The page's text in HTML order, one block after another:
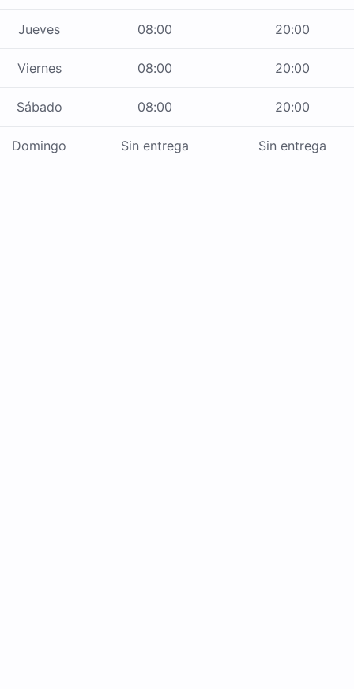
Jueves 08:00 20:00
Viernes 08:00 20:00
Sábado 08:00 20:00
Domingo Sin entrega Sin entrega